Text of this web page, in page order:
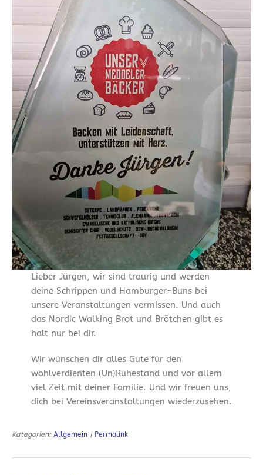
Lieber Jürgen, wir sind traurig und werden
deine Schrippen und Hamburger-Buns bei
unsere Veranstaltungen vermissen. Und auch
das Nordic Walking Brot und Brötchen gibt es
halt nur bei dir.
Wir wünschen dir alles Gute für den
wohlverdienten (Un)Ruhestand und vor allem
viel Zeit mit deiner Familie. Und wir freuen uns,
dich bei Vereinsveranstaltungen wiederzusehen.
Kategorien: Allgemein | Permalink